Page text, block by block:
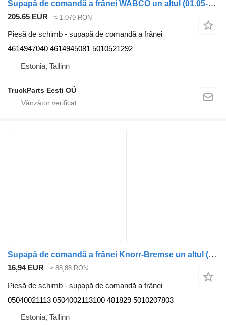
Supapă de comandă a frânei WABCO un altul (01.05-) 4614947040 pentru autobuz Irisbus Access, Evadys, Axer, Karosa, Recreo, Domino, Agora, Citelis, Eurorider (1999-)
205,65 EUR ≈ 1.079 RON
Piesă de schimb - supapă de comandă a frânei
4614947040 4614945081 5010521292
Estonia, Tallinn
TruckParts Eesti OÜ
Supapă de comandă a frânei Knorr-Bremse un altul (01.05-) 05040021113 pentru autobuz Irisbus Access, Evadys, Axer, Karosa, Recreo, Domino, Agora, Citelis, Eurorider (1999-)
16,94 EUR ≈ 88,88 RON
Piesă de schimb - supapă de comandă a frânei
05040021113 0504002113100 481829 5010207803
Estonia, Tallinn